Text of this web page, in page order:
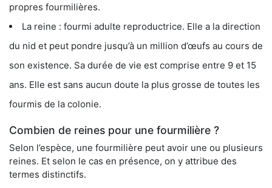
propres fourmilières.
La reine : fourmi adulte reproductrice. Elle a la direction
du nid et peut pondre jusqu’à un million d’œufs au cours de
son existence. Sa durée de vie est comprise entre 9 et 15
ans. Elle est sans aucun doute la plus grosse de toutes les
fourmis de la colonie.
Combien de reines pour une fourmilière ?
Selon l’espèce, une fourmilière peut avoir une ou plusieurs
reines. Et selon le cas en présence, on y attribue des
termes distinctifs.